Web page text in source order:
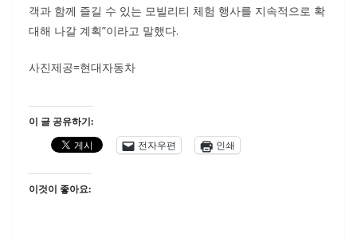
객과 함께 즐길 수 있는 모빌리티 체험 행사를 지속적으로 확
대해 나갈 계획”이라고 말했다.
사진제공=현대자동차
이 글 공유하기:
전자우편
인쇄
이것이 좋아요: